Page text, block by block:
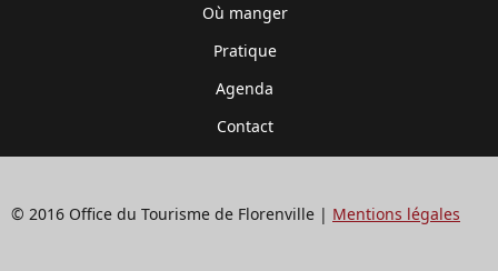
Où manger
Pratique
Agenda
Contact
© 2016 Office du Tourisme de Florenville | Mentions légales